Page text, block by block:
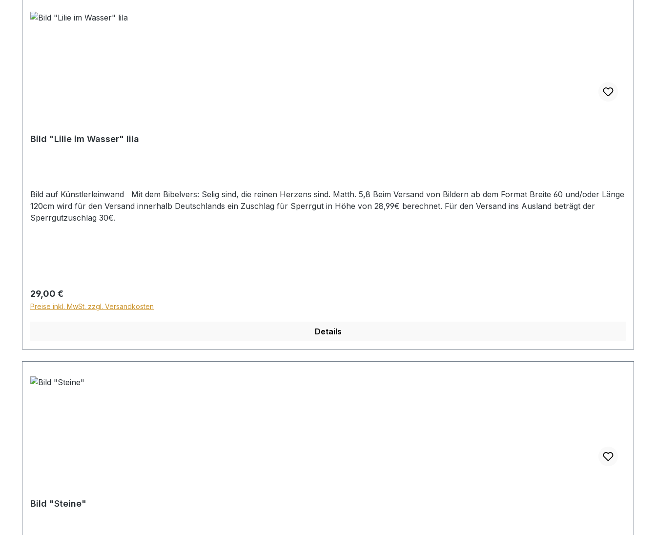
Bild "Lilie im Wasser" lila
Bild auf Künstlerleinwand Mit dem Bibelvers: Selig sind, die reinen Herzens sind. Matth. 5,8 Beim Versand von Bildern ab dem Format Breite 60 und/oder Länge
120cm wird für den Versand innerhalb Deutschlands ein Zuschlag für Sperrgut in Höhe von 28,99€ berechnet. Für den Versand ins Ausland beträgt der
Sperrgutzuschlag 30€.
Regulärer Preis:
29,00 €
Preise inkl. MwSt. zzgl. Versandkosten
Details
Bild "Steine"